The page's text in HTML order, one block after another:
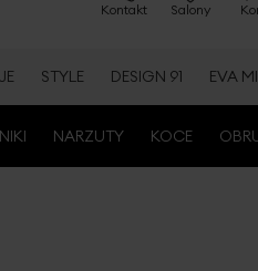
Kontakt Salony
STYLE DESIGN 91 EVA
NARZUTY KOCE